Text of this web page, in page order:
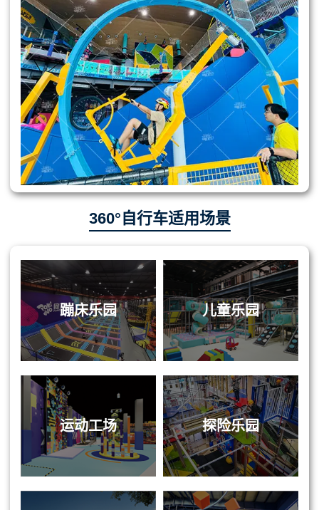
360°自行车适用场景
蹦床乐园 儿童乐园
运动工场 探险乐园